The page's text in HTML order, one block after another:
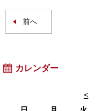
前へ
カレンダー
<